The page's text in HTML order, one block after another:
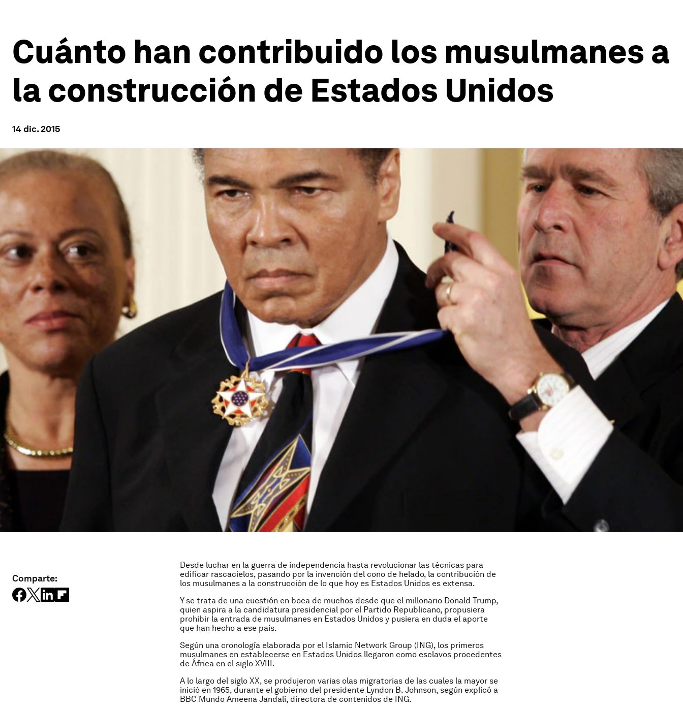
Cuánto han contribuido los musulmanes a
la construcción de Estados Unidos
14 dic. 2015
Comparte:
Desde luchar en la guerra de independencia hasta revolucionar las técnicas para
edificar rascacielos, pasando por la invención del cono de helado, la contribución de
los musulmanes a la construcción de lo que hoy es Estados Unidos es extensa.
Y se trata de una cuestión en boca de muchos desde que el millonario Donald Trump,
quien aspira a la candidatura presidencial por el Partido Republicano, propusiera
prohibir la entrada de musulmanes en Estados Unidos y pusiera en duda el aporte
que han hecho a ese país.
Según una cronología elaborada por el Islamic Network Group (ING), los primeros
musulmanes en establecerse en Estados Unidos llegaron como esclavos procedentes
de África en el siglo XVIII.
A lo largo del siglo XX, se produjeron varias olas migratorias de las cuales la mayor se
inició en 1965, durante el gobierno del presidente Lyndon B. Johnson, según explicó a
BBC Mundo Ameena Jandali, directora de contenidos de ING.